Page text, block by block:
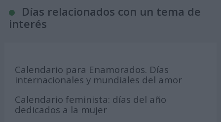
Días relacionados con un tema de
interés
Calendario para Enamorados. Días
internacionales y mundiales del amor
Calendario feminista: días del año
dedicados a la mujer